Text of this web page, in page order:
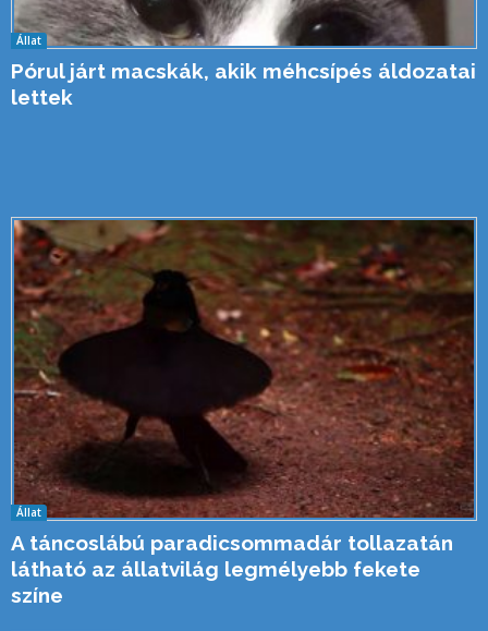
Állat
Pórul járt macskák, akik méhcsípés áldozatai
lettek
Állat
A táncoslábú paradicsommadár tollazatán
látható az állatvilág legmélyebb fekete
színe